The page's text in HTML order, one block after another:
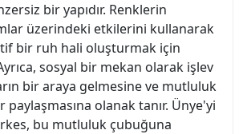
bir yapıdır. Renklerin
üzerindeki etkilerini kullanarak
bir ruh hali oluşturmak için
sosyal bir mekan olarak işlev
bir araya gelmesine ve mutluluk
olanak tanır. Ünye'yi
bu mutluluk çubuğuna